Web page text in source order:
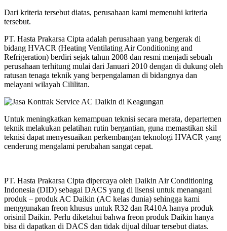
Dari kriteria tersebut diatas, perusahaan kami memenuhi kriteria
tersebut.
PT. Hasta Prakarsa Cipta adalah perusahaan yang bergerak di
bidang HVACR (Heating Ventilating Air Conditioning and
Refrigeration) berdiri sejak tahun 2008 dan resmi menjadi sebuah
perusahaan terhitung mulai dari Januari 2010 dengan di dukung oleh
ratusan tenaga teknik yang berpengalaman di bidangnya dan
melayani wilayah Cililitan.
Untuk meningkatkan kemampuan teknisi secara merata, departemen
teknik melakukan pelatihan rutin bergantian, guna memastikan skil
teknisi dapat menyesuaikan perkembangan teknologi HVACR yang
cenderung mengalami perubahan sangat cepat.
PT. Hasta Prakarsa Cipta dipercaya oleh Daikin Air Conditioning
Indonesia (DID) sebagai DACS yang di lisensi untuk menangani
produk – produk AC Daikin (AC kelas dunia) sehingga kami
menggunakan freon khusus untuk R32 dan R410A hanya produk
orisinil Daikin. Perlu diketahui bahwa freon produk Daikin hanya
bisa di dapatkan di DACS dan tidak dijual diluar tersebut diatas.